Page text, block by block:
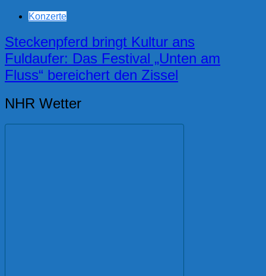
Konzerte
Steckenpferd bringt Kultur ans
Fuldaufer: Das Festival „Unten am
Fluss“ bereichert den Zissel
NHR Wetter